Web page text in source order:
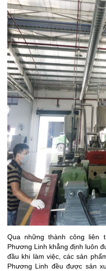
Qua những thành công liên
Phương Linh khẳng định luôn
đầu khi làm việc, các sản
Phương Linh đều được sản